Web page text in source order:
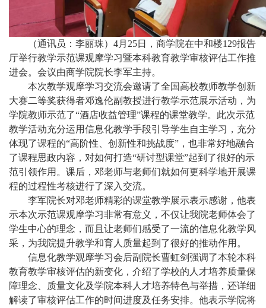
（通讯员：李丽珠）4月25日，商学院在中和楼129报告
厅举行教学示范课观摩学习暨本科教育教学审核评估工作推
进会。会议由商学院院长李军主持。
本次教学观摩学习交流会邀请了全国高校教师教学创新
大赛二等奖获得者邓逸伦副教授进行教学示范展示活动，为
学院教师示范了“酒店收益管理”课程的课堂教学。此次示范
教学活动充分运用信息化教学手段引导学生自主学习，充分
体现了课程的“高阶性、创新性和挑战度”，也非常好地融合
了课程思政内容，对如何打造“研讨型课堂”起到了很好的示
范引领作用。课后，邓老师与老师们就如何更科学地开展课
程的过程性考核进行了深入交流。
李军院长对邓老师精彩的课堂教学展示表示感谢，他表
示本次示范课观摩学习非常有意义，不仅让我院老师体会了
学生中心的理念，而且让老师们感受了一流的信息化教学风
采，为我院提升教学和育人质量起到了很好的推动作用。
信息化教学观摩学习会后副院长曹虹剑强调了本轮本科
教育教学审核评估的新变化，介绍了学校的人才培养质量保
障理念、质量文化及学院本科人才培养特色与举措，还详细
解读了审核评估工作的时间进度及任务安排。他表示学院将